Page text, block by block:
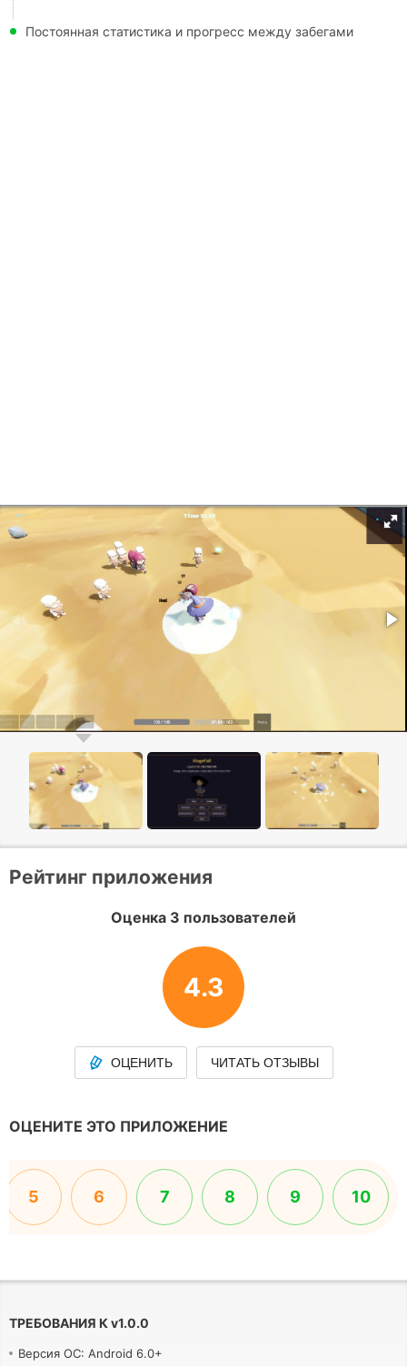
Постоянная статистика и прогресс между забегами
Рейтинг приложения
Оценка 3 пользователей
4.3
ОЦЕНИТЬ ЧИТАТЬ ОТЗЫВЫ
ОЦЕНИТЕ ЭТО ПРИЛОЖЕНИЕ
5 6 7 8 9 10
ТРЕБОВАНИЯ К v1.0.0
Версия ОС: Android 6.0+